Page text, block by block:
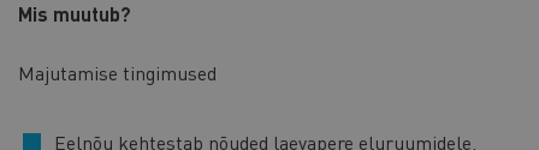
Mis muutub?
Majutamise tingimused
Eelnõu kehtestab nõuded laevapere eluruumidele,